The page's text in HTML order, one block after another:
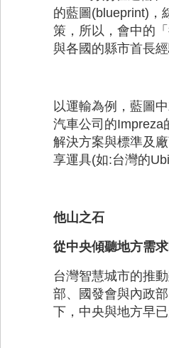
的藍圖(blueprint)，
策，所以，會中的
與各國的縣市首長
以運輸為例，藍圖
汽車公司的Impreza
解決方案與標準及
享運具(如:台灣的
他山之石
從中央傾聽地方需
台灣智慧城市的推
部、國發會與內政
下，中央與地方早已